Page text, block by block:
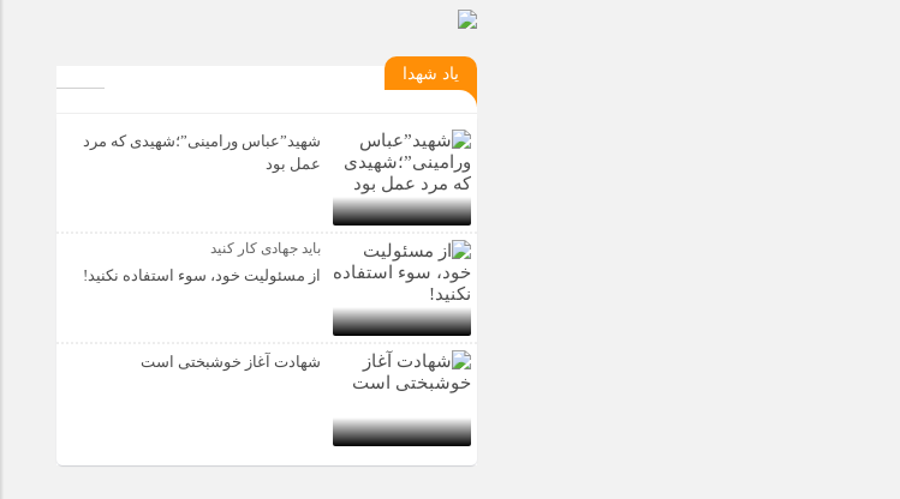
یاد شهدا
شهید”عباس ورامینی”؛شهیدی که مرد
عمل بود
باید جهادی کار کنید
از مسئولیت خود، سوء استفاده نکنید!
شهادت آغاز خوشبختی است